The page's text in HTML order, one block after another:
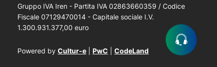
Gruppo IVA Iren - Partita IVA 02863660359 / Codice
Fiscale 07129470014 - Capitale sociale I.V.
1.300.931.377,00 euro
Powered by Cultur-e PwC CodeLand